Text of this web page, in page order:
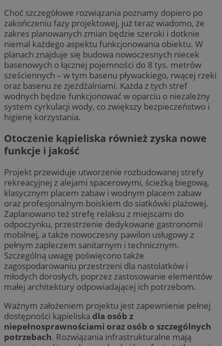
Choć szczegółowe rozwiązania poznamy dopiero po
zakończeniu fazy projektowej, już teraz wiadomo, że
zakres planowanych zmian będzie szeroki i dotknie
niemal każdego aspektu funkcjonowania obiektu. W
planach znajduje się budowa nowoczesnych niecek
basenowych o łącznej pojemności do 8 tys. metrów
sześciennych – w tym basenu pływackiego, rwącej rzeki
oraz basenu ze zjeżdżalniami. Każda z tych stref
wodnych będzie funkcjonować w oparciu o niezależny
system cyrkulacji wody, co zwiększy bezpieczeństwo i
higienę korzystania.
Otoczenie kąpieliska również zyska nowe
funkcje i jakość
Projekt przewiduje utworzenie rozbudowanej strefy
rekreacyjnej z alejami spacerowymi, ścieżką biegową,
klasycznym placem zabaw i wodnym placem zabaw
oraz profesjonalnym boiskiem do siatkówki plażowej.
Zaplanowano też strefę relaksu z miejscami do
odpoczynku, przestrzenie dedykowane gastronomii
mobilnej, a także nowoczesny pawilon usługowy z
pełnym zapleczem sanitarnym i technicznym.
Szczególną uwagę poświęcono także
zagospodarowaniu przestrzeni dla nastolatków i
młodych dorosłych, poprzez zastosowanie elementów
małej architektury odpowiadającej ich potrzebom.
Ważnym założeniem projektu jest zapewnienie pełnej
dostępności kąpieliska dla osób z
niepełnosprawnościami oraz osób o szczególnych
potrzebach. Rozwiązania infrastrukturalne mają